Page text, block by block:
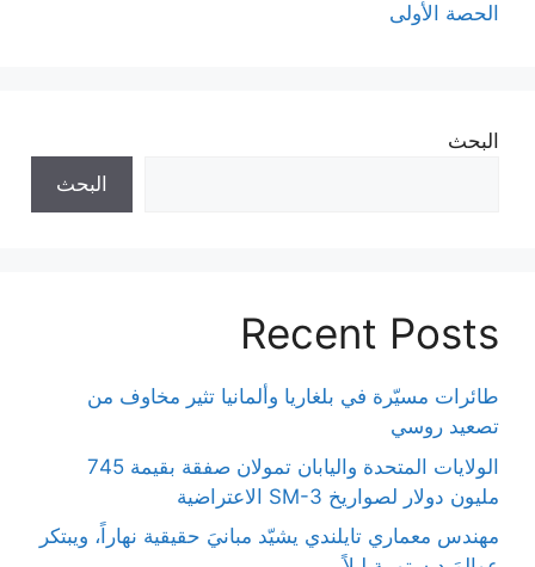
الحصة الأولى
البحث
البحث
Recent Posts
طائرات مسيّرة في بلغاريا وألمانيا تثير مخاوف من
تصعيد روسي
الولايات المتحدة واليابان تمولان صفقة بقيمة 745
مليون دولار لصواريخ SM-3 الاعتراضية
مهندس معماري تايلندي يشيّد مبانيَ حقيقية نهاراً، ويبتكر